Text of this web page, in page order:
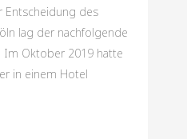
Entscheidung des
lag der nachfolgende
Im Oktober 2019 hatte
in einem Hotel